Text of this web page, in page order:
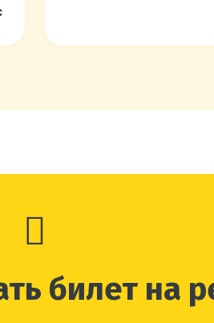
билет на